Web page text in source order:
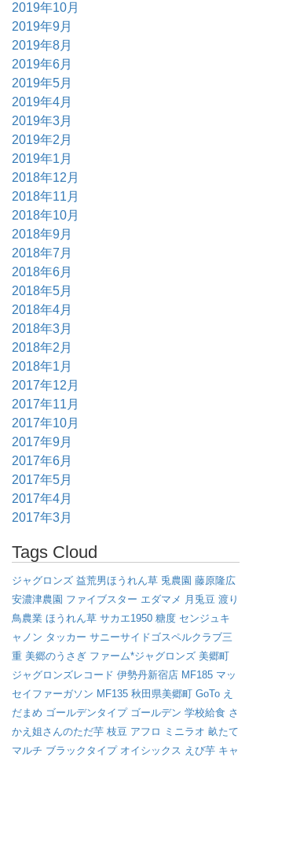
2019年10月
2019年9月
2019年8月
2019年6月
2019年5月
2019年4月
2019年3月
2019年2月
2019年1月
2018年12月
2018年11月
2018年10月
2018年9月
2018年7月
2018年6月
2018年5月
2018年4月
2018年3月
2018年2月
2018年1月
2017年12月
2017年11月
2017年10月
2017年9月
2017年6月
2017年5月
2017年4月
2017年3月
Tags Cloud
ジャグロンズ 益荒男ほうれん草 兎農園 藤原隆広
安濃津農園 ファイブスター エダマメ 月兎豆 渡り
鳥農業 ほうれん草 サカエ1950 糖度 センジュキ
ャノン タッカー サニーサイドゴスペルクラブ三
重 美郷のうさぎ ファーム*ジャグロンズ 美郷町
ジャグロンズレコード 伊勢丹新宿店 MF185 マッ
セイファーガソン MF135 秋田県美郷町 GoTo え
だまめ ゴールデンタイプ ゴールデン 学校給食 さ
かえ姐さんのただ芋 枝豆 アフロ ミニラオ 畝たて
マルチ ブラックタイプ オイシックス えび芋 キャ